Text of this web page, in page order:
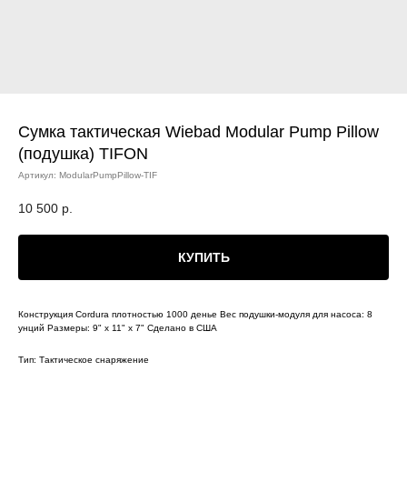
Сумка тактическая Wiebad Modular Pump Pillow
(подушка) TIFON
Артикул: ModularPumpPillow-TIF
10 500 р.
КУПИТЬ
Конструкция Cordura плотностью 1000 денье Вес подушки-модуля для насоса: 8
унций Размеры: 9" x 11" x 7" Сделано в США
Тип: Тактическое снаряжение